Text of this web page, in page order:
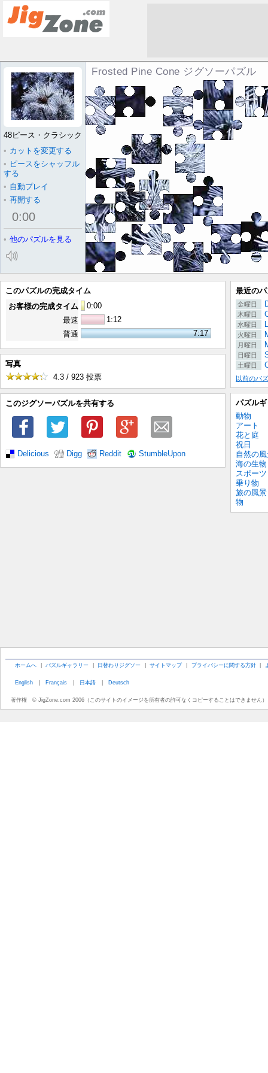
Frosted Pine Cone ジグソーパズル
48ピース・クラシック
• カットを変更する
• ピースをシャッフル
する
• 自動プレイ
• 再開する
0:00
• 他のパズルを見る
このパズルの完成タイム
お客様の完成タイム
0:00
最速
1:12
普通
7:17
写真
4.3 / 923 投票
このジグソーパズルを共有する
Delicious Digg Reddit StumbleUpon
最近の
金曜日
木曜日
水曜日
火曜日
月曜日
日曜日
土曜日
以前のパ
パズル
動物
アート
花と庭
祝日
自然の
海の生物
スポーツ
乗り物
旅の風景
物
ホームへ | パズルギャラリー | 日替わりジグソー | サイトマップ | プライバシーに関する方針 |
English | Français | 日本語 | Deutsch
著作権 © JigZone.com 2006（このサイトのイメージを所有者の許可なくコピーすることはできません）